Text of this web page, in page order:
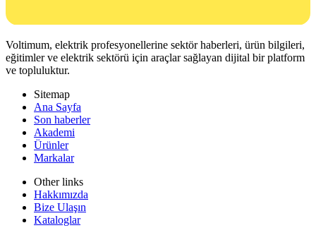
Voltimum, elektrik profesyonellerine sektör haberleri, ürün bilgileri,
eğitimler ve elektrik sektörü için araçlar sağlayan dijital bir platform
ve topluluktur.
Sitemap
Ana Sayfa
Son haberler
Akademi
Ürünler
Markalar
Other links
Hakkımızda
Bize Ulaşın
Kataloglar